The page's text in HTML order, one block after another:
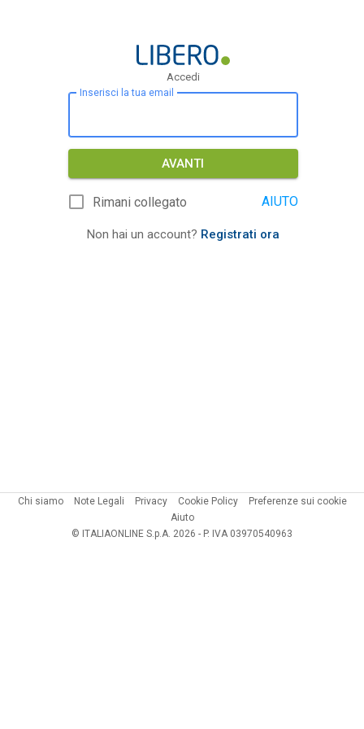
Accedi
Inserisci la tua email
AVANTI
Rimani collegato AIUTO
Non hai un account? Registrati ora
Chi siamo Note Legali Privacy Cookie Policy
Preferenze sui cookie
Aiuto
© ITALIAONLINE S.p.A. 2026 - P. IVA 03970540963